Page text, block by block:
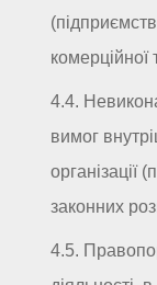
комерційної
4.4.
вимог
організації
законних
4.5.